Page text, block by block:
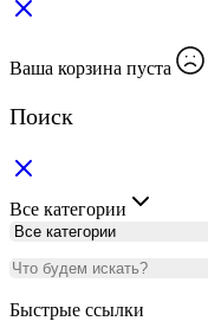
Ваша корзина пуста
Поиск
Все категории
Быстрые ссылки